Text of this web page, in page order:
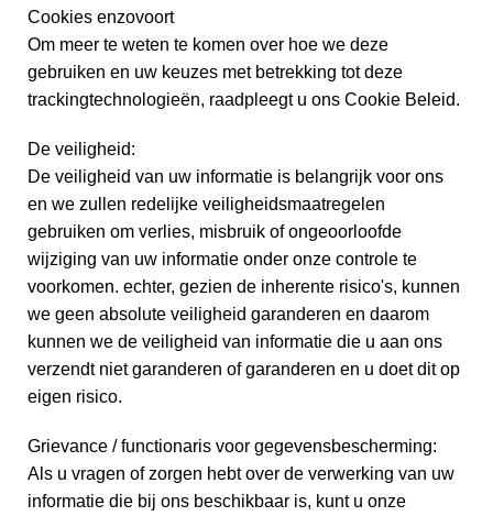
Cookies enzovoort
Om meer te weten te komen over hoe we deze
gebruiken en uw keuzes met betrekking tot deze
trackingtechnologieën, raadpleegt u ons Cookie Beleid.
De veiligheid:
De veiligheid van uw informatie is belangrijk voor ons
en we zullen redelijke veiligheidsmaatregelen
gebruiken om verlies, misbruik of ongeoorloofde
wijziging van uw informatie onder onze controle te
voorkomen. echter, gezien de inherente risico's, kunnen
we geen absolute veiligheid garanderen en daarom
kunnen we de veiligheid van informatie die u aan ons
verzendt niet garanderen of garanderen en u doet dit op
eigen risico.
Grievance / functionaris voor gegevensbescherming:
Als u vragen of zorgen hebt over de verwerking van uw
informatie die bij ons beschikbaar is, kunt u onze